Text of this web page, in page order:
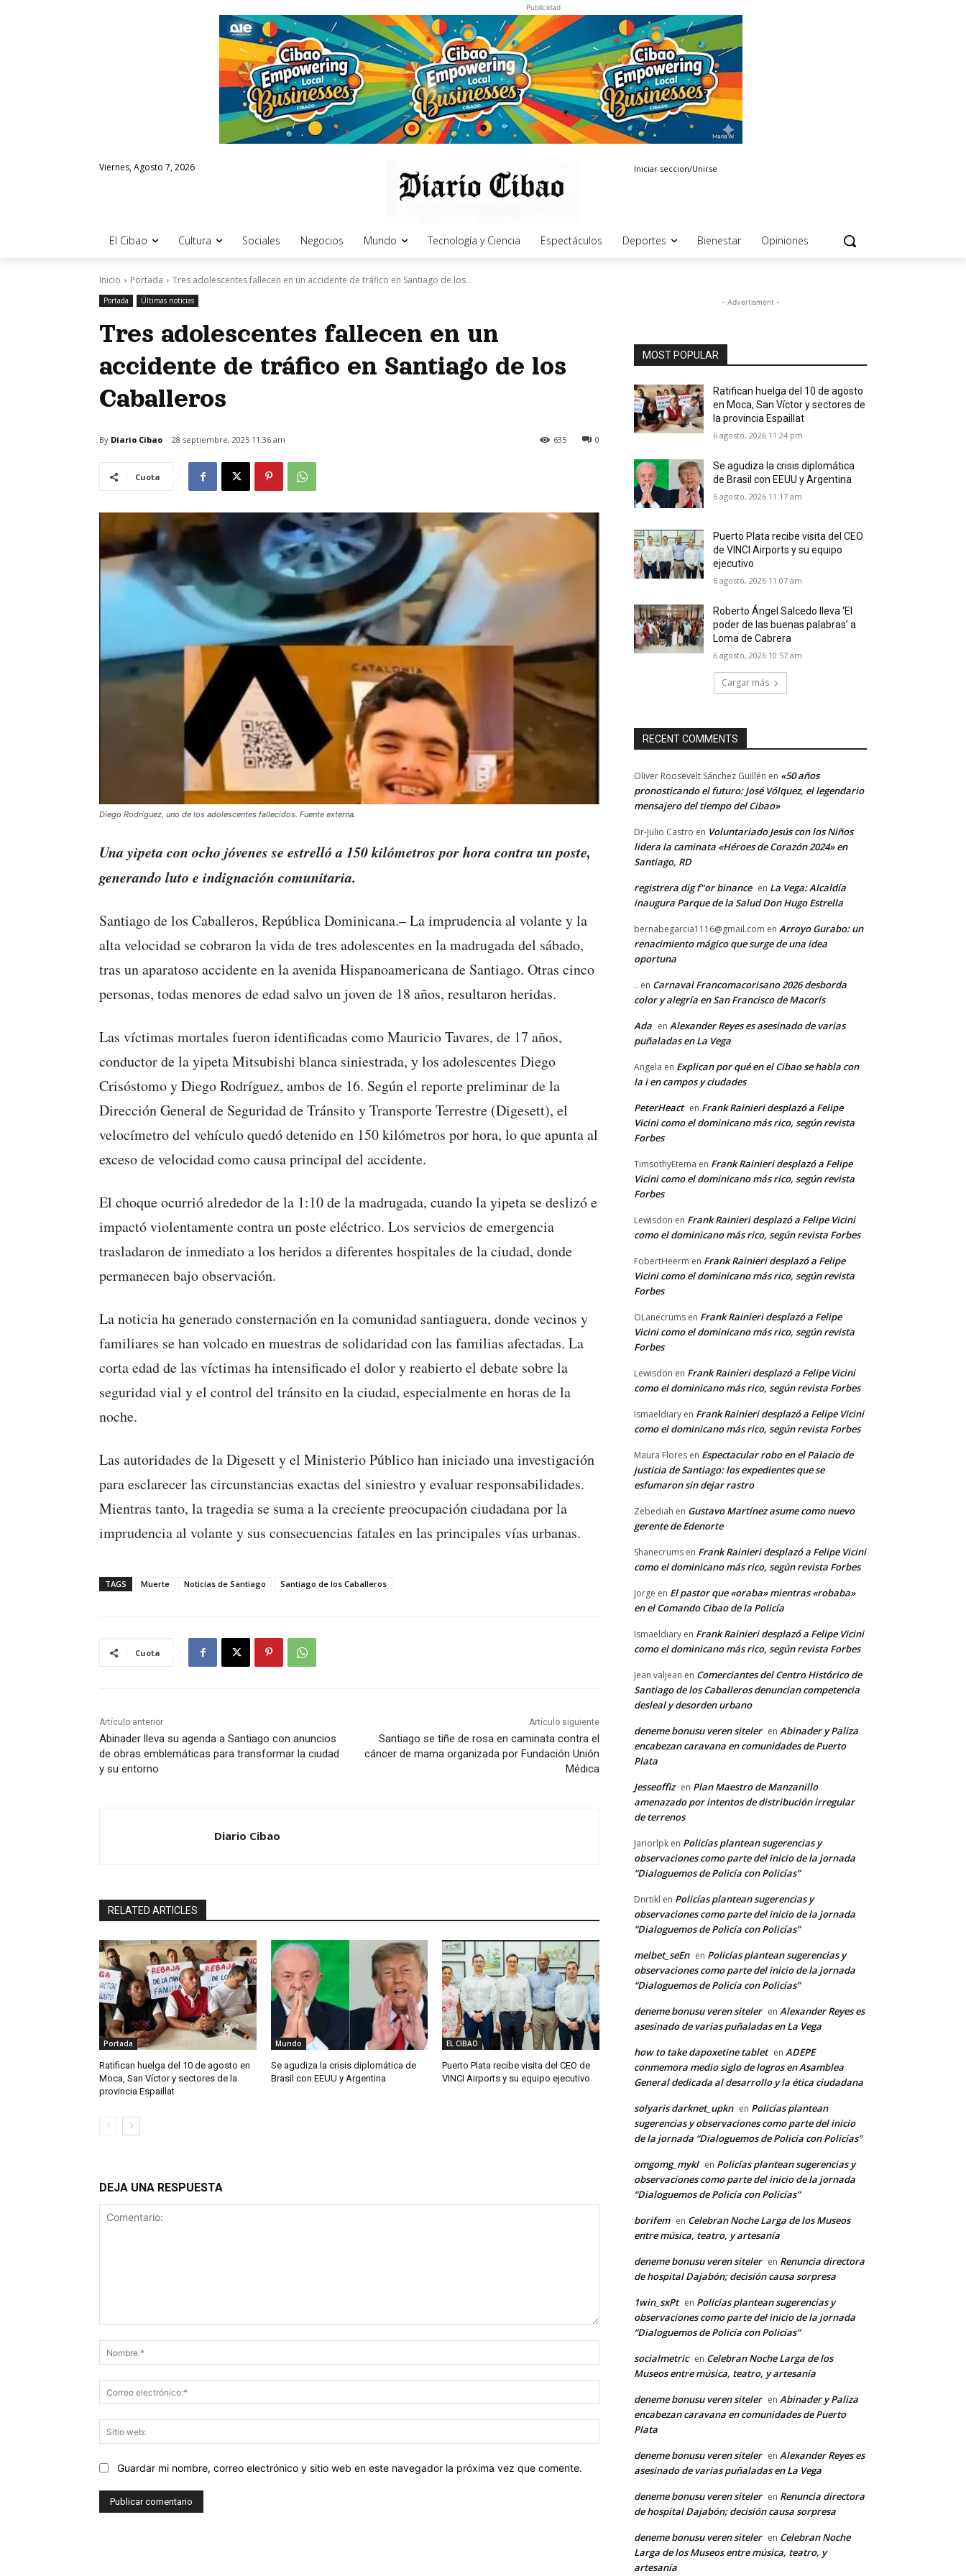
Publicidad
Viernes, Agosto 7, 2026 Iniciar seccion/Unirse
El Cibao Cultura Sociales Negocios Mundo Tecnología y Ciencia Espectáculos Deportes Bienestar Opiniones
Inicio Portada Tres adolescentes fallecen en un accidente de tráfico en Santiago de los...
Portada Últimas noticias
Tres adolescentes fallecen en un
accidente de tráfico en Santiago de los
Caballeros
By Diario Cibao 28 septiembre, 2025 11:36 am 0
635
Cuota
Diego Rodríguez, uno de los adolescentes fallecidos. Fuente externa.
Una yipeta con ocho jóvenes se estrelló a 150 kilómetros por hora contra un poste,
generando luto e indignación comunitaria.
Santiago de los Caballeros, República Dominicana.– La imprudencia al volante y la
alta velocidad se cobraron la vida de tres adolescentes en la madrugada del sábado,
tras un aparatoso accidente en la avenida Hispanoamericana de Santiago. Otras cinco
personas, todas menores de edad salvo un joven de 18 años, resultaron heridas.
Las víctimas mortales fueron identificadas como Mauricio Tavares, de 17 años,
conductor de la yipeta Mitsubishi blanca siniestrada, y los adolescentes Diego
Crisóstomo y Diego Rodríguez, ambos de 16. Según el reporte preliminar de la
Dirección General de Seguridad de Tránsito y Transporte Terrestre (Digesett), el
velocímetro del vehículo quedó detenido en 150 kilómetros por hora, lo que apunta al
exceso de velocidad como causa principal del accidente.
El choque ocurrió alrededor de la 1:10 de la madrugada, cuando la yipeta se deslizó e
impactó violentamente contra un poste eléctrico. Los servicios de emergencia
trasladaron de inmediato a los heridos a diferentes hospitales de la ciudad, donde
permanecen bajo observación.
La noticia ha generado consternación en la comunidad santiaguera, donde vecinos y
familiares se han volcado en muestras de solidaridad con las familias afectadas. La
corta edad de las víctimas ha intensificado el dolor y reabierto el debate sobre la
seguridad vial y el control del tránsito en la ciudad, especialmente en horas de la
noche.
Las autoridades de la Digesett y el Ministerio Público han iniciado una investigación
para esclarecer las circunstancias exactas del siniestro y evaluar responsabilidades.
Mientras tanto, la tragedia se suma a la creciente preocupación ciudadana por la
imprudencia al volante y sus consecuencias fatales en las principales vías urbanas.
TAGS Muerte Noticias de Santiago Santiago de los Caballeros
Cuota
Artículo anterior
Abinader lleva su agenda a Santiago con anuncios
de obras emblemáticas para transformar la ciudad
y su entorno
Artículo siguiente
Santiago se tiñe de rosa en caminata contra el
cáncer de mama organizada por Fundación Unión
Médica
Diario Cibao
RELATED ARTICLES
Portada
Ratifican huelga del 10 de agosto en
Moca, San Víctor y sectores de la
provincia Espaillat
Mundo
Se agudiza la crisis diplomática de
Brasil con EEUU y Argentina
EL CIBAO
Puerto Plata recibe visita del CEO de
VINCI Airports y su equipo ejecutivo
DEJA UNA RESPUESTA
electrónico:*
web:
Guardar mi nombre, correo electrónico y sitio web en este navegador la próxima vez que comente.
- Advertisment -
MOST POPULAR
Ratifican huelga del 10 de agosto
en Moca, San Víctor y sectores de
la provincia Espaillat
6 agosto, 2026 11:24 pm
Se agudiza la crisis diplomática
de Brasil con EEUU y Argentina
6 agosto, 2026 11:17 am
Puerto Plata recibe visita del CEO
de VINCI Airports y su equipo
ejecutivo
6 agosto, 2026 11:07 am
Roberto Ángel Salcedo lleva ‘El
poder de las buenas palabras’ a
Loma de Cabrera
6 agosto, 2026 10:57 am
Cargar más
RECENT COMMENTS
Oliver Roosevelt Sánchez Guillén en «50 años
pronosticando el futuro: José Vólquez, el legendario
mensajero del tiempo del Cibao»
Dr-Julio Castro en Voluntariado Jesús con los Niños
lidera la caminata «Héroes de Corazón 2024» en
Santiago, RD
registrera dig f"or binance en La Vega: Alcaldía
inaugura Parque de la Salud Don Hugo Estrella
bernabegarcia1116@gmail.com en Arroyo Gurabo: un
renacimiento mágico que surge de una idea
oportuna
.. en Carnaval Francomacorisano 2026 desborda
color y alegría en San Francisco de Macorís
Ada en Alexander Reyes es asesinado de varias
puñaladas en La Vega
Angela en Explican por qué en el Cibao se habla con
la i en campos y ciudades
PeterHeact en Frank Rainieri desplazó a Felipe
Vicini como el dominicano más rico, según revista
Forbes
TimsothyEtema en Frank Rainieri desplazó a Felipe
Vicini como el dominicano más rico, según revista
Forbes
Lewisdon en Frank Rainieri desplazó a Felipe Vicini
como el dominicano más rico, según revista Forbes
FobertHeerm en Frank Rainieri desplazó a Felipe
Vicini como el dominicano más rico, según revista
Forbes
OLanecrums en Frank Rainieri desplazó a Felipe
Vicini como el dominicano más rico, según revista
Forbes
Lewisdon en Frank Rainieri desplazó a Felipe Vicini
como el dominicano más rico, según revista Forbes
Ismaeldiary en Frank Rainieri desplazó a Felipe Vicini
como el dominicano más rico, según revista Forbes
Maura Flores en Espectacular robo en el Palacio de
justicia de Santiago: los expedientes que se
esfumaron sin dejar rastro
Zebediah en Gustavo Martínez asume como nuevo
gerente de Edenorte
Shanecrums en Frank Rainieri desplazó a Felipe Vicini
como el dominicano más rico, según revista Forbes
Jorge en El pastor que «oraba» mientras «robaba»
en el Comando Cibao de la Policía
Ismaeldiary en Frank Rainieri desplazó a Felipe Vicini
como el dominicano más rico, según revista Forbes
Jean valjean en Comerciantes del Centro Histórico de
Santiago de los Caballeros denuncian competencia
desleal y desorden urbano
deneme bonusu veren siteler en Abinader y Paliza
encabezan caravana en comunidades de Puerto
Plata
Jesseoffiz en Plan Maestro de Manzanillo
amenazado por intentos de distribución irregular
de terrenos
Jariorlpk en Policías plantean sugerencias y
observaciones como parte del inicio de la jornada
“Dialoguemos de Policía con Policías”
Dnrtikl en Policías plantean sugerencias y
observaciones como parte del inicio de la jornada
“Dialoguemos de Policía con Policías”
melbet_seEn en Policías plantean sugerencias y
observaciones como parte del inicio de la jornada
“Dialoguemos de Policía con Policías”
deneme bonusu veren siteler en Alexander Reyes es
asesinado de varias puñaladas en La Vega
how to take dapoxetine tablet en ADEPE
conmemora medio siglo de logros en Asamblea
General dedicada al desarrollo y la ética ciudadana
solyaris darknet_upkn en Policías plantean
sugerencias y observaciones como parte del inicio
de la jornada “Dialoguemos de Policía con Policías”
omgomg_mykl en Policías plantean sugerencias y
observaciones como parte del inicio de la jornada
“Dialoguemos de Policía con Policías”
borifem en Celebran Noche Larga de los Museos
entre música, teatro, y artesanía
deneme bonusu veren siteler en Renuncia directora
de hospital Dajabón; decisión causa sorpresa
1win_sxPt en Policías plantean sugerencias y
observaciones como parte del inicio de la jornada
“Dialoguemos de Policía con Policías”
socialmetric en Celebran Noche Larga de los
Museos entre música, teatro, y artesanía
deneme bonusu veren siteler en Abinader y Paliza
encabezan caravana en comunidades de Puerto
Plata
deneme bonusu veren siteler en Alexander Reyes es
asesinado de varias puñaladas en La Vega
deneme bonusu veren siteler en Renuncia directora
de hospital Dajabón; decisión causa sorpresa
deneme bonusu veren siteler en Celebran Noche
Larga de los Museos entre música, teatro, y
artesanía